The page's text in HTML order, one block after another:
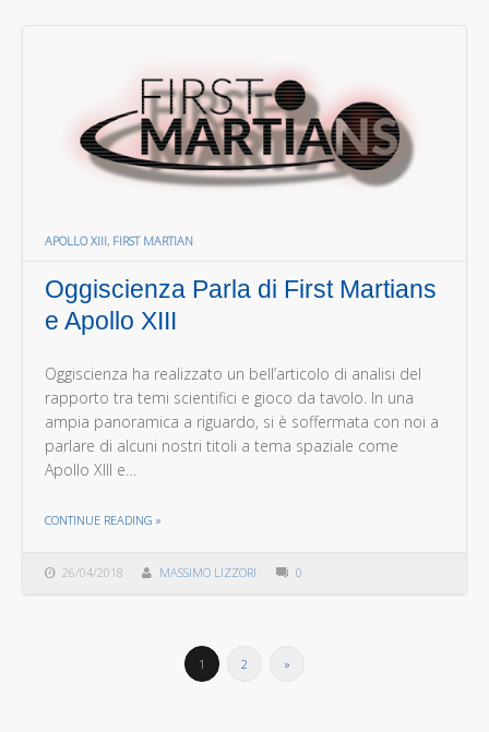
APOLLO XIII, FIRST MARTIAN
Oggiscienza Parla di First Martians
e Apollo XIII
26/04/2018 MASSIMO LIZZORI 0
Oggiscienza ha realizzato un bell’articolo di analisi del
rapporto tra temi scientifici e gioco da tavolo. In una
ampia panoramica a riguardo, si è soffermata con noi a
parlare di alcuni nostri titoli a tema spaziale come
Apollo XIII e…
CONTINUE READING »
1 2 »